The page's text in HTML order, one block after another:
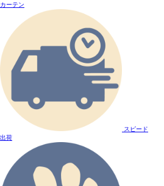
カーテン
スピード
出荷